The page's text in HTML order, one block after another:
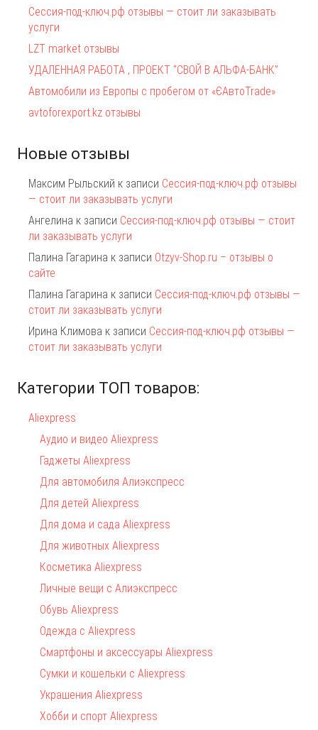
Сессия-под-ключ.рф отзывы — стоит ли заказывать
услуги
LZT market отзывы
УДАЛЕННАЯ РАБОТА , ПРОЕКТ “СВОЙ В АЛЬФА-БАНК”
Автомобили из Европы с пробегом от «ЄАвтоTrаde»
avtoforexport.kz отзывы
Новые отзывы
Максим Рыльский к записи Сессия-под-ключ.рф отзывы
— стоит ли заказывать услуги
Ангелина к записи Сессия-под-ключ.рф отзывы — стоит
ли заказывать услуги
Палина Гагарина к записи Otzyv-Shop.ru – отзывы о
сайте
Палина Гагарина к записи Сессия-под-ключ.рф отзывы —
стоит ли заказывать услуги
Ирина Климова к записи Сессия-под-ключ.рф отзывы —
стоит ли заказывать услуги
Категории ТОП товаров:
Aliexpress
Аудио и видео Aliexpress
Гаджеты Aliexpress
Для автомобиля Алиэкспресс
Для детей Aliexpress
Для дома и сада Aliexpress
Для животных Aliexpress
Косметика Aliexpress
Личные вещи с Алиэкспресс
Обувь Aliexpress
Одежда с Aliexpress
Смартфоны и аксессуары Aliexpress
Сумки и кошельки с Aliexpress
Украшения Aliexpress
Хобби и спорт Aliexpress